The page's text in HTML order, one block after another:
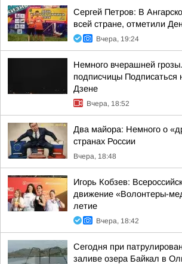
Сергей Петров: В
всей стране, отметили
Вчера, 19:24
Немного вчерашней
подписчицы Подписаться
Дзене
Вчера, 18:52
Два майора: Немного о
странах России
Вчера, 18:48
Игорь Кобзев:
движение «Волонтеры-
летие
Вчера, 18:42
Сегодня при
заливе озера Байкал в